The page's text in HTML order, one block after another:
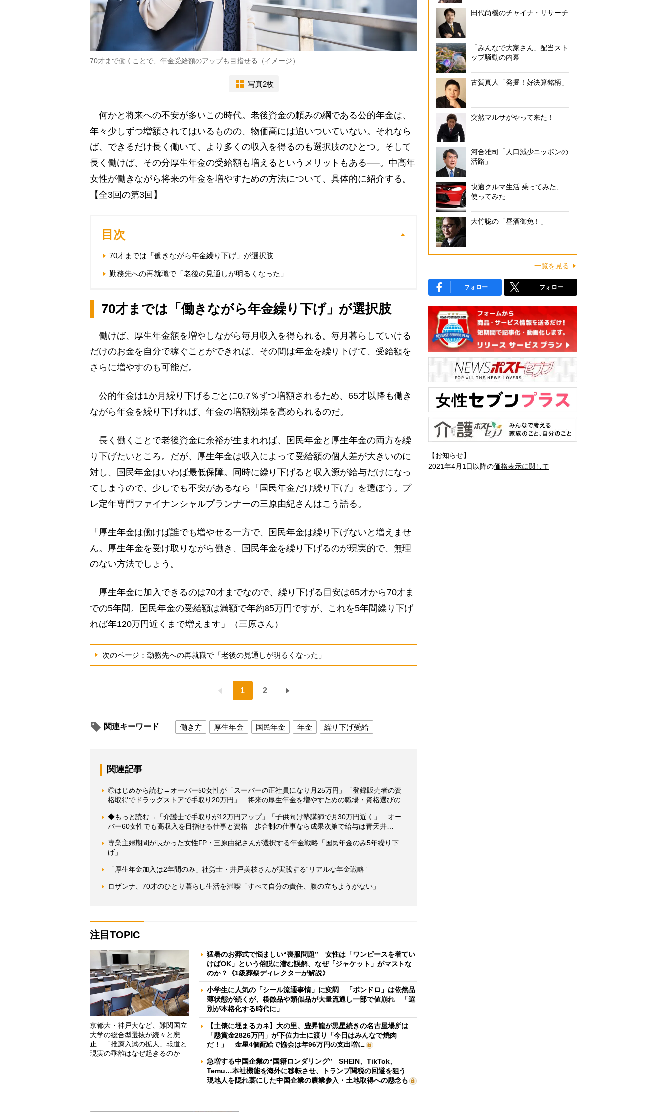
70才まで働くことで、年金受給額のアップも目指せる（イメージ）
写真2枚
何かと将来への不安が多いこの時代。老後資金の頼みの綱である公的年金は、
年々少しずつ増額されてはいるものの、物価高には追いついていない。それなら
ば、できるだけ長く働いて、より多くの収入を得るのも選択肢のひとつ。そして
長く働けば、その分厚生年金の受給額も増えるというメリットもある──。中高年
女性が働きながら将来の年金を増やすための方法について、具体的に紹介する。
【全3回の第3回】
目次
70才までは「働きながら年金繰り下げ」が選択肢
勤務先への再就職で「老後の見通しが明るくなった」
70才までは「働きながら年金繰り下げ」が選択肢
働けば、厚生年金額を増やしながら毎月収入を得られる。毎月暮らしていける
だけのお金を自分で稼ぐことができれば、その間は年金を繰り下げて、受給額を
さらに増やすのも可能だ。
公的年金は1か月繰り下げるごとに0.7％ずつ増額されるため、65才以降も働き
ながら年金を繰り下げれば、年金の増額効果を高められるのだ。
長く働くことで老後資金に余裕が生まれれば、国民年金と厚生年金の両方を繰
り下げたいところ。だが、厚生年金は収入によって受給額の個人差が大きいのに
対し、国民年金はいわば最低保障。同時に繰り下げると収入源が給与だけになっ
てしまうので、少しでも不安があるなら「国民年金だけ繰り下げ」を選ぼう。プ
レ定年専門ファイナンシャルプランナーの三原由紀さんはこう語る。
「厚生年金は働けば誰でも増やせる一方で、国民年金は繰り下げないと増えませ
ん。厚生年金を受け取りながら働き、国民年金を繰り下げるのが現実的で、無理
のない方法でしょう。
厚生年金に加入できるのは70才までなので、繰り下げる目安は65才から70才ま
での5年間。国民年金の受給額は満額で年約85万円ですが、これを5年間繰り下げ
れば年120万円近くまで増えます」（三原さん）
次のページ：勤務先への再就職で「老後の見通しが明るくなった」
1 2
関連キーワード 働き方 厚生年金 国民年金 年金 繰り下げ受給
関連記事
◎はじめから読む→オーバー50女性が「スーパーの正社員になり月25万円」「登録販売者の資
格取得でドラッグストアで手取り20万円」…将来の厚生年金を増やすための職場・資格選びの…
◆もっと読む→「介護士で手取りが12万円アップ」「子供向け塾講師で月30万円近く」…オー
バー60女性でも高収入を目指せる仕事と資格 歩合制の仕事なら成果次第で給与は青天井…
専業主婦期間が長かった女性FP・三原由紀さんが選択する年金戦略「国民年金のみ5年繰り下
げ」
「厚生年金加入は2年間のみ」社労士・井戸美枝さんが実践する“リアルな年金戦略”
ロザンナ、70才のひとり暮らし生活を満喫「すべて自分の責任、腹の立ちようがない」
注目TOPIC
京都大・神戸大など、難関国立
大学の総合型選抜が続々と廃
止 「推薦入試の拡大」報道と
現実の乖離はなぜ起きるのか
猛暑のお葬式で悩ましい“喪服問題” 女性は「ワンピースを着てい
けばOK」という俗説に潜む誤解、なぜ「ジャケット」がマストな
のか？《1級葬祭ディレクターが解説》
小学生に人気の「シール流通事情」に変調 「ボンドロ」は依然品
薄状態が続くが、模倣品や類似品が大量流通し一部で値崩れ 「選
別が本格化する時代に」
【土俵に埋まるカネ】大の里、豊昇龍が黒星続きの名古屋場所は
「懸賞金2826万円」が下位力士に渡り「今日はみんなで焼肉
だ！」 金星4個配給で協会は年96万円の支出増に
急増する中国企業の“国籍ロンダリング” SHEIN、TikTok、
Temu…本社機能を海外に移転させ、トランプ関税の回避を狙う
現地人を隠れ蓑にした中国企業の農業参入・土地取得への懸念も
田代尚機のチャイナ・リサーチ
「みんなで大家さん」配当スト
ップ騒動の内幕
古賀真人「発掘！好決算銘柄」
突然マルサがやって来た！
河合雅司「人口減少ニッポンの
活路」
快適クルマ生活 乗ってみた、
使ってみた
大竹聡の「昼酒御免！」
一覧を見る
フォロー フォロー
【お知らせ】
2021年4月1日以降の価格表示に関して